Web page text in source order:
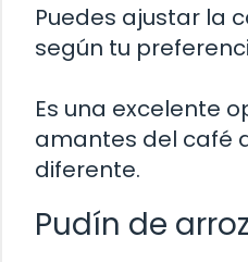
Puedes ajustar la
según tu
Es una excelente
amantes del café
diferente.
Pudín de arroz